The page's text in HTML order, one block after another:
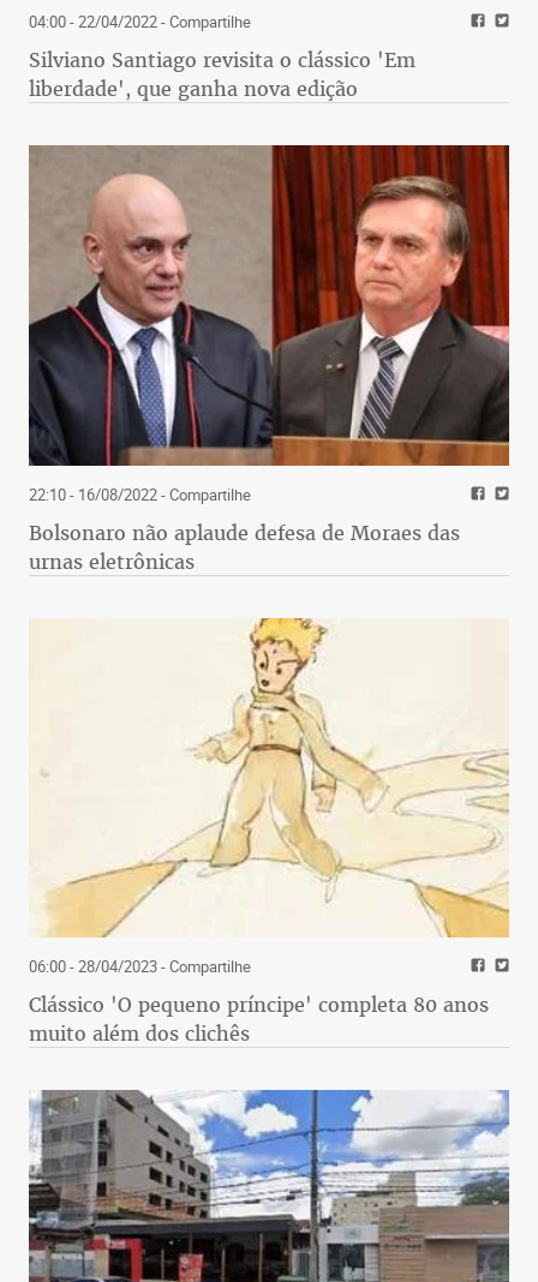
04:00 - 22/04/2022- Compartilhe
Silviano Santiago revisita o clássico 'Em
liberdade', que ganha nova edição
22:10 - 16/08/2022- Compartilhe
Bolsonaro não aplaude defesa de Moraes das
urnas eletrônicas
06:00 - 28/04/2023- Compartilhe
Clássico 'O pequeno príncipe' completa 80 anos
muito além dos clichês